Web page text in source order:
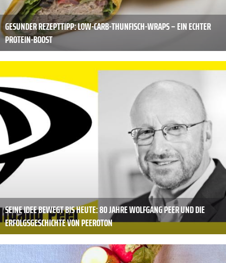
GESUNDER REZEPTTIPP: LOW-CARB-THUNFISCH-WRAPS – EIN ECHTER
PROTEIN-BOOST
SEINE IDEE BEWEGT BIS HEUTE: 80 JAHRE WOLFGANG PEER UND DIE
ERFOLGSGESCHICHTE VON PEEROTON